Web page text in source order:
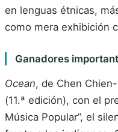
en lenguas étnicas,
como mera exhibición
Ganadores
Ocean, de Chen
(11.ª edición), con el
Música Popular”, el